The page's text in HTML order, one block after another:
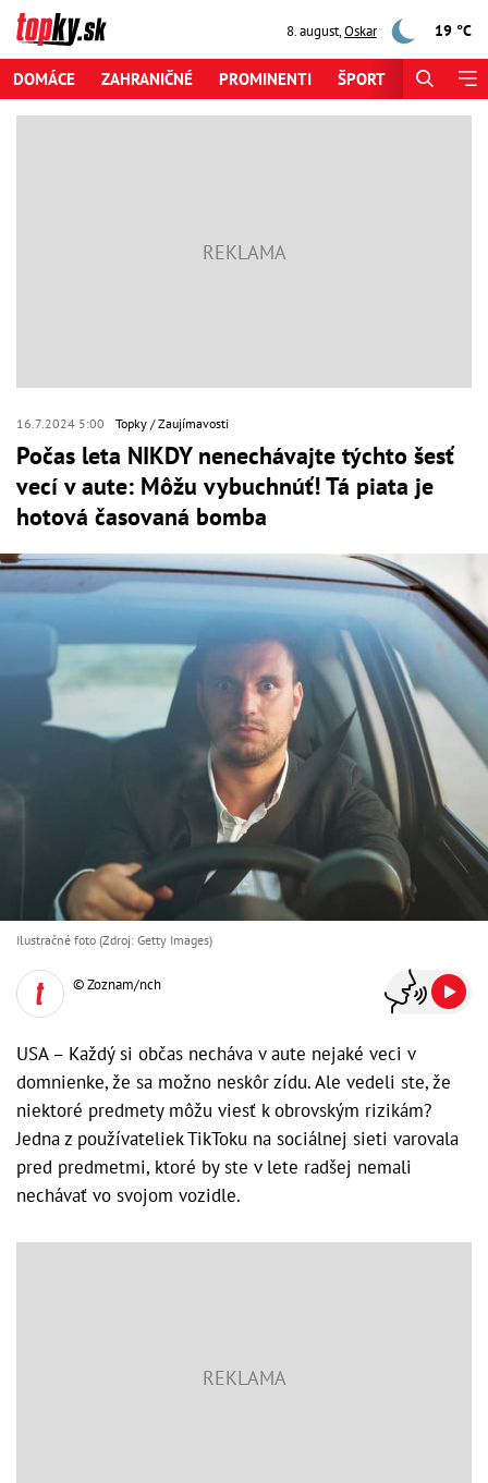
8. august,Oskar 19 °C
DOMÁCE ZAHRANIČNÉ PROMINENTI ŠPORT
16.7.2024 5:00 Topky Zaujímavosti
Počas leta NIKDY nenechávajte týchto šesť
vecí v aute: Môžu vybuchnúť! Tá piata je
hotová časovaná bomba
Ilustračné foto (Zdroj: Getty Images)
© Zoznam/nch
USA – Každý si občas necháva v aute nejaké veci v
domnienke, že sa možno neskôr zídu. Ale vedeli ste, že
niektoré predmety môžu viesť k obrovským rizikám?
Jedna z používateliek TikToku na sociálnej sieti varovala
pred predmetmi, ktoré by ste v lete radšej nemali
nechávať vo svojom vozidle.